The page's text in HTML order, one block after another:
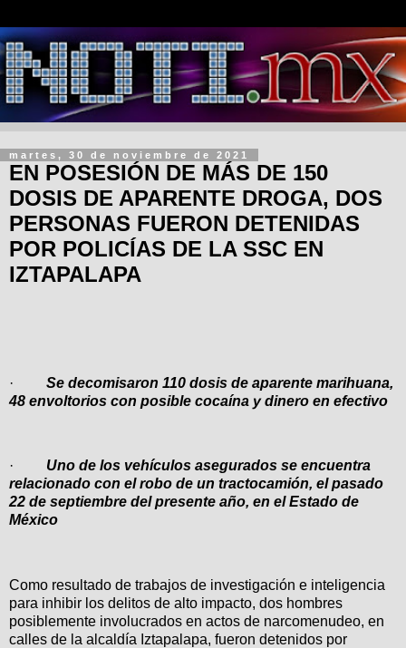
martes, 30 de noviembre de 2021
EN POSESIÓN DE MÁS DE 150
DOSIS DE APARENTE DROGA, DOS
PERSONAS FUERON DETENIDAS
POR POLICÍAS DE LA SSC EN
IZTAPALAPA
· Se decomisaron 110 dosis de aparente marihuana,
48 envoltorios con posible cocaína y dinero en efectivo
· Uno de los vehículos asegurados se encuentra
relacionado con el robo de un tractocamión, el pasado
22 de septiembre del presente año, en el Estado de
México
Como resultado de trabajos de investigación e inteligencia
para inhibir los delitos de alto impacto, dos hombres
posiblemente involucrados en actos de narcomenudeo, en
calles de la alcaldía Iztapalapa, fueron detenidos por